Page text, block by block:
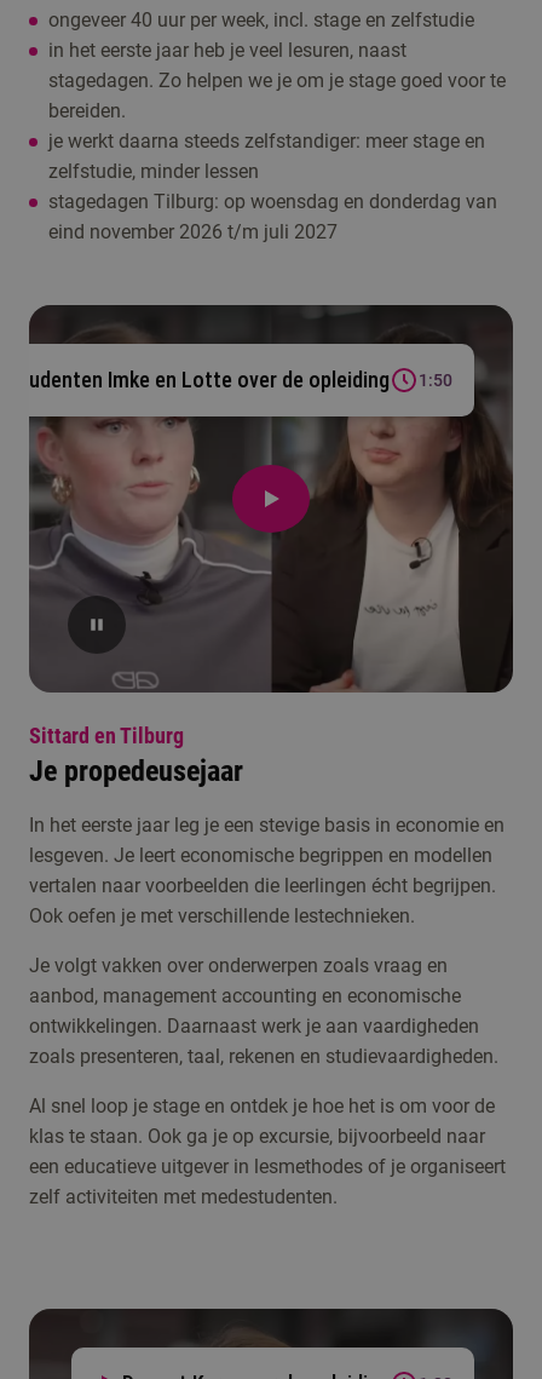
ongeveer 40 uur per week, incl. stage en zelfstudie
in het eerste jaar heb je veel lesuren, naast
stagedagen. Zo helpen we je om je stage goed voor te
bereiden.
je werkt daarna steeds zelfstandiger: meer stage en
zelfstudie, minder lessen
stagedagen Tilburg: op woensdag en donderdag van
eind november 2026 t/m juli 2027
Studenten Imke en Lotte over de opleiding 1:50
Sittard en Tilburg
Je propedeusejaar
In het eerste jaar leg je een stevige basis in economie en
lesgeven. Je leert economische begrippen en modellen
vertalen naar voorbeelden die leerlingen écht begrijpen.
Ook oefen je met verschillende lestechnieken.
Je volgt vakken over onderwerpen zoals vraag en
aanbod, management accounting en economische
ontwikkelingen. Daarnaast werk je aan vaardigheden
zoals presenteren, taal, rekenen en studievaardigheden.
Al snel loop je stage en ontdek je hoe het is om voor de
klas te staan. Ook ga je op excursie, bijvoorbeeld naar
een educatieve uitgever in lesmethodes of je organiseert
zelf activiteiten met medestudenten.